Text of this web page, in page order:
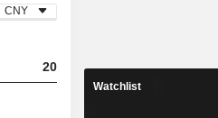
CNY
2023 2024 2025
Watchlist